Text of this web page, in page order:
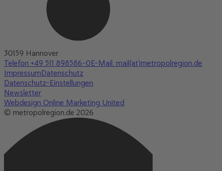
30159 Hannover
Telefon +49 511 898586-0E-Mail: mail(at)metropolregion.de
ImpressumDatenschutz
Datenschutz-Einstellungen
Newsletter
Webdesign Online Marketing United
© metropolregion.de 2026